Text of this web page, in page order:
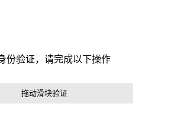
拖动滑块验证